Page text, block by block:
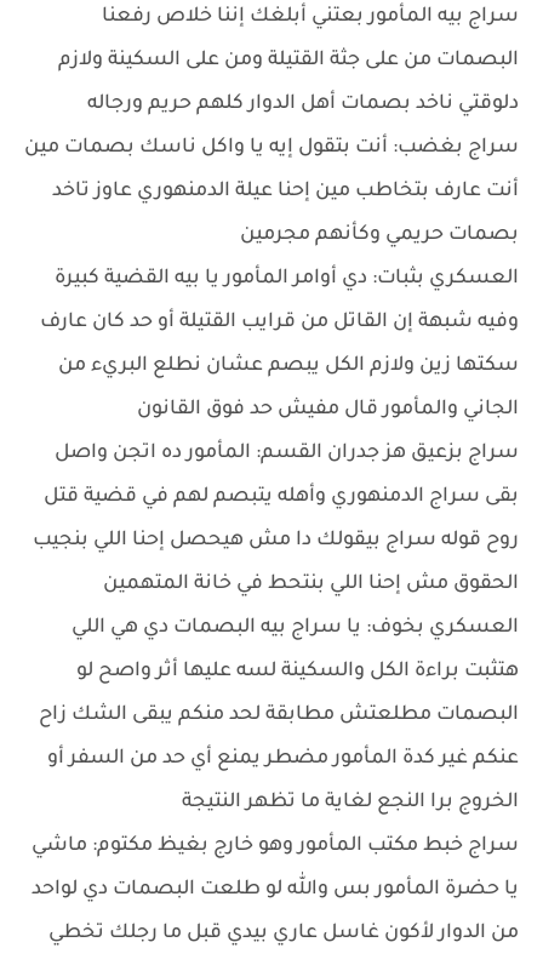
سراج بيه المأمور بعتني أبلغك إننا خلاص رفعنا
البصمات من على جثة القتيلة ومن على السكينة ولازم
دلوقتي ناخد بصمات أهل الدوار كلهم حريم ورجاله
سراج بغضب: أنت بتقول إيه يا واكل ناسك بصمات مين
أنت عارف بتخاطب مين إحنا عيلة الدمنهوري عاوز تاخد
بصمات حريمي وكأنهم مجرمين
العسكري بثبات: دي أوامر المأمور يا بيه القضية كبيرة
وفيه شبهة إن القاتل من قرايب القتيلة أو حد كان عارف
سكتها زين ولازم الكل يبصم عشان نطلع البريء من
الجاني والمأمور قال مفيش حد فوق القانون
سراج بزعيق هز جدران القسم: المأمور ده اتجن واصل
بقى سراج الدمنهوري وأهله يتبصم لهم في قضية قتل
روح قوله سراج بيقولك دا مش هيحصل إحنا اللي بنجيب
الحقوق مش إحنا اللي بنتحط في خانة المتهمين
العسكري بخوف: يا سراج بيه البصمات دي هي اللي
هتثبت براءة الكل والسكينة لسه عليها أثر واصح لو
البصمات مطلعتش مطابقة لحد منكم يبقى الشك زاح
عنكم غير كدة المأمور مضطر يمنع أي حد من السفر أو
الخروج برا النجع لغاية ما تظهر النتيجة
سراج خبط مكتب المأمور وهو خارج بغيظ مكتوم: ماشي
يا حضرة المأمور بس والله لو طلعت البصمات دي لواحد
من الدوار لأكون غاسل عاري بيدي قبل ما رجلك تخطي